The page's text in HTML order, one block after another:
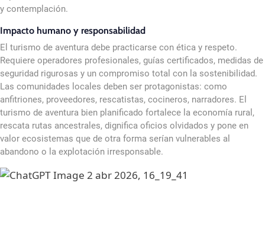
y contemplación.
Impacto humano y responsabilidad
El turismo de aventura debe practicarse con ética y respeto.
Requiere operadores profesionales, guías certificados, medidas de
seguridad rigurosas y un compromiso total con la sostenibilidad.
Las comunidades locales deben ser protagonistas: como
anfitriones, proveedores, rescatistas, cocineros, narradores. El
turismo de aventura bien planificado fortalece la economía rural,
rescata rutas ancestrales, dignifica oficios olvidados y pone en
valor ecosistemas que de otra forma serían vulnerables al
abandono o la explotación irresponsable.